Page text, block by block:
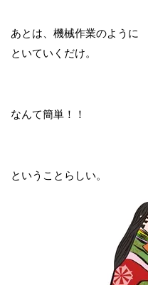
あとは、機械作業のように
といていくだけ。
なんて簡単！！
ということらしい。